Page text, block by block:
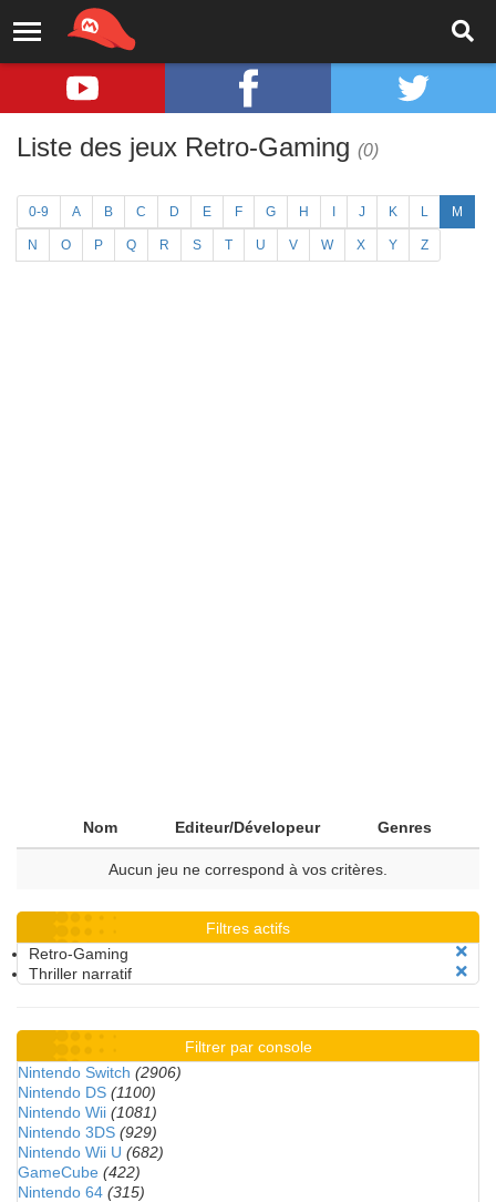
Liste des jeux Retro-Gaming (0)
0-9 A B C D E F G H J K L M
N O P Q R S T U V W X Y Z
Nom Editeur/Dévelopeur Genres
Aucun jeu ne correspond à vos critères.
Filtres actifs
Retro-Gaming
Thriller narratif
Filtrer par console
Nintendo Switch (2906)
Nintendo DS (1100)
Nintendo Wii (1081)
Nintendo 3DS (929)
Nintendo Wii U (682)
GameCube (422)
Nintendo 64 (315)